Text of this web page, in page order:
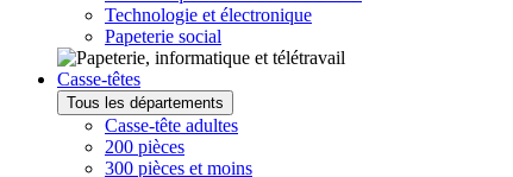
Technologie et électronique
Papeterie social
Casse-têtes
Tous les départements
Casse-tête adultes
200 pièces
300 pièces et moins